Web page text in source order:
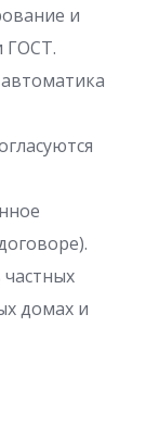
и
ГОСТ.
домах и